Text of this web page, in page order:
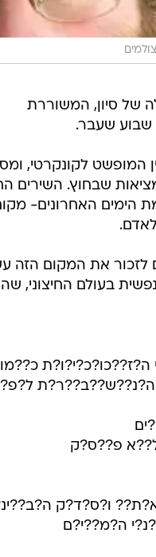
של סיון, המשוררת
שעבר.
המופשט לקונקרטי,
שבחוץ. השירים
הימים האחרונים-
לזכור את המקום הזה
בעולם החיצוני,
פ??ס?ק
ו?ס?ד?ק
ה?מ??י?ם